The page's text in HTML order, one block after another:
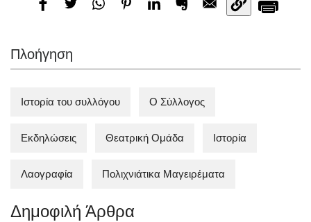
Πλοήγηση
Ιστορία του συλλόγου Ο Σύλλογος
Εκδηλώσεις Θεατρική Ομάδα Ιστορία
Λαογραφία Πολιχνιάτικα Mαγειρέματα
Δημοφιλή Άρθρα